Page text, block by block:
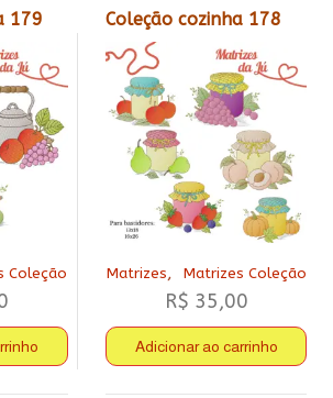
179
Coleção
Coleção cozinha 178
Matrizes, Matrizes Coleção
R$ 35,00
Adicionar ao carrinho